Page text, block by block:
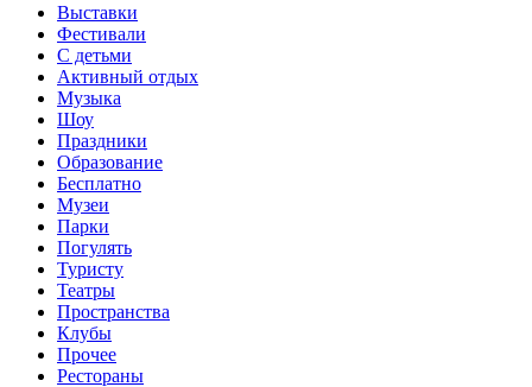
Выставки
Фестивали
С детьми
Активный отдых
Музыка
Шоу
Праздники
Образование
Бесплатно
Музеи
Парки
Погулять
Туристу
Театры
Пространства
Клубы
Прочее
Рестораны